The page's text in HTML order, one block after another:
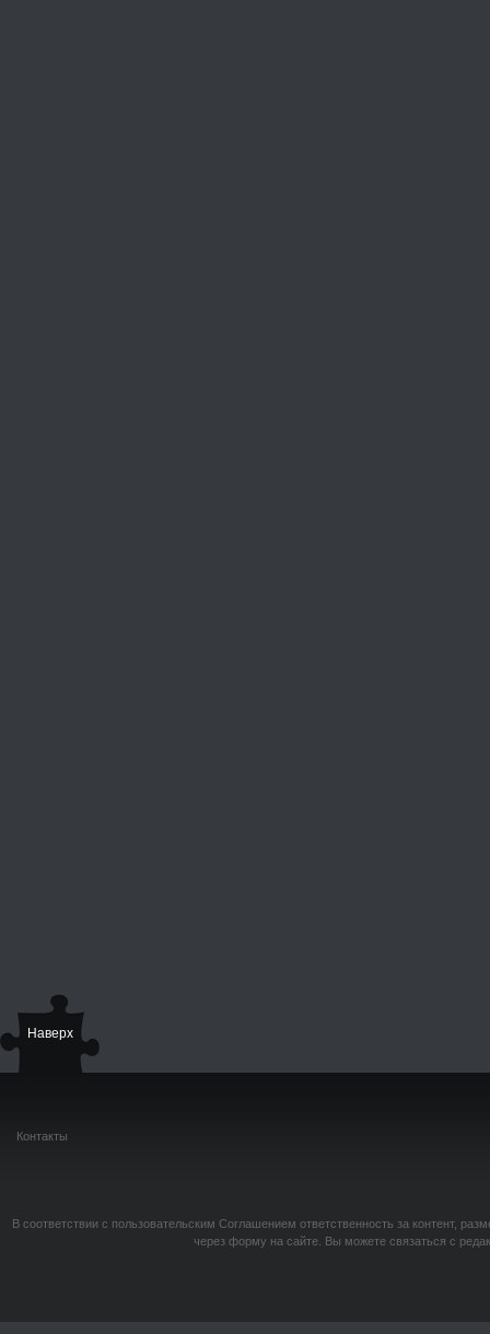
Наверх
Контакты
В соответствии с пользовательским Соглашением ответственность за контент,
через форму на сайте. Вы можете связаться с